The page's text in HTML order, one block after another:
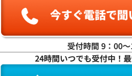
受付時間 9：00
24時間いつでも受付中！